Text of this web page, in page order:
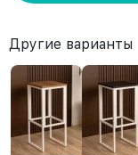
Другие варианты